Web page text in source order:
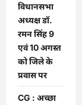
विधानसभा
अध्यक्ष डॉ.
रमन सिंह 9
एवं 10 अगस्त
को जिले के
प्रवास पर
CG : अच्छा